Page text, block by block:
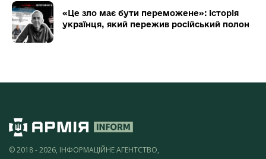
«Це зло має бути переможене»: історія
українця, який пережив російський полон
© 2018 - 2026, ІНФОРМАЦІЙНЕ АГЕНТСТВО,